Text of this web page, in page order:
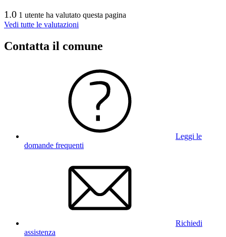
1.0 1 utente ha valutato questa pagina
Vedi tutte le valutazioni
Contatta il comune
Leggi le
domande frequenti
Richiedi
assistenza